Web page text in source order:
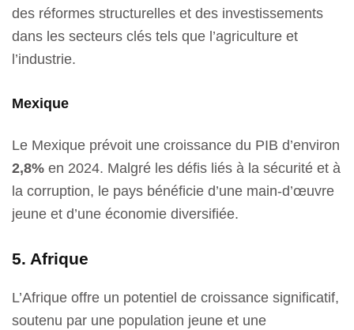
des réformes structurelles et des investissements
dans les secteurs clés tels que l’agriculture et
l’industrie.
Mexique
Le Mexique prévoit une croissance du PIB d’environ
2,8% en 2024. Malgré les défis liés à la sécurité et à
la corruption, le pays bénéficie d’une main-d’œuvre
jeune et d’une économie diversifiée.
5. Afrique
L’Afrique offre un potentiel de croissance significatif,
soutenu par une population jeune et une